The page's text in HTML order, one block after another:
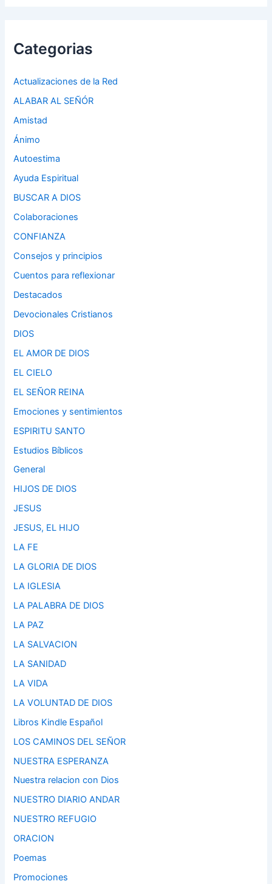
Categorias
Actualizaciones de la Red
ALABAR AL SEÑÓR
Amistad
Ánimo
Autoestima
Ayuda Espiritual
BUSCAR A DIOS
Colaboraciones
CONFIANZA
Consejos y principios
Cuentos para reflexionar
Destacados
Devocionales Cristianos
DIOS
EL AMOR DE DIOS
EL CIELO
EL SEÑOR REINA
Emociones y sentimientos
ESPIRITU SANTO
Estudios Bíblicos
General
HIJOS DE DIOS
JESUS
JESUS, EL HIJO
LA FE
LA GLORIA DE DIOS
LA IGLESIA
LA PALABRA DE DIOS
LA PAZ
LA SALVACION
LA SANIDAD
LA VIDA
LA VOLUNTAD DE DIOS
Libros Kindle Español
LOS CAMINOS DEL SEÑOR
NUESTRA ESPERANZA
Nuestra relacion con Dios
NUESTRO DIARIO ANDAR
NUESTRO REFUGIO
ORACION
Poemas
Promociones